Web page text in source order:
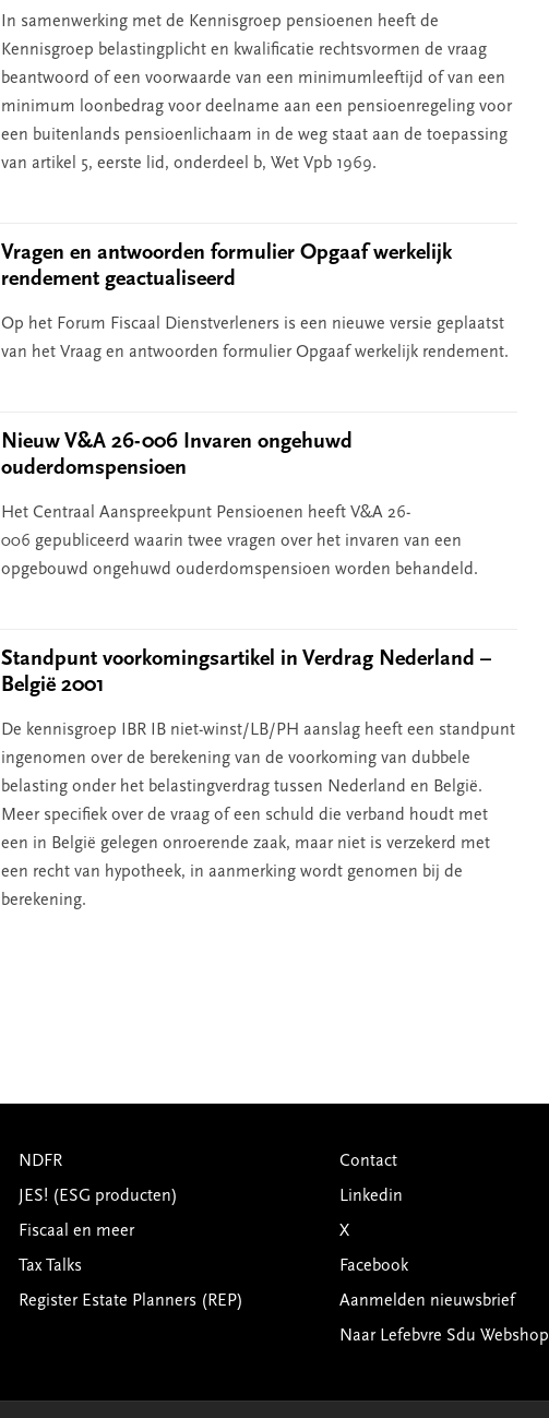
In samenwerking met de Kennisgroep pensioenen heeft de
Kennisgroep belastingplicht en kwalificatie rechtsvormen de vraag
beantwoord of een voorwaarde van een minimumleeftijd of van een
minimum loonbedrag voor deelname aan een pensioenregeling voor
een buitenlands pensioenlichaam in de weg staat aan de toepassing
van artikel 5, eerste lid, onderdeel b, Wet Vpb 1969.
Vragen en antwoorden formulier Opgaaf werkelijk
rendement geactualiseerd
Op het Forum Fiscaal Dienstverleners is een nieuwe versie geplaatst
van het Vraag en antwoorden formulier Opgaaf werkelijk rendement.
Nieuw V&A 26-006 Invaren ongehuwd
ouderdomspensioen
Het Centraal Aanspreekpunt Pensioenen heeft V&A 26-
006 gepubliceerd waarin twee vragen over het invaren van een
opgebouwd ongehuwd ouderdomspensioen worden behandeld.
Standpunt voorkomingsartikel in Verdrag Nederland –
België 2001
De kennisgroep IBR IB niet-winst/LB/PH aanslag heeft een standpunt
ingenomen over de berekening van de voorkoming van dubbele
belasting onder het belastingverdrag tussen Nederland en België.
Meer specifiek over de vraag of een schuld die verband houdt met
een in België gelegen onroerende zaak, maar niet is verzekerd met
een recht van hypotheek, in aanmerking wordt genomen bij de
berekening.
NDFR
JES! (ESG producten)
Fiscaal en meer
Tax Talks
Register Estate Planners (REP)
Contact
Linkedin
X
Facebook
Aanmelden nieuwsbrief
Naar Lefebvre Sdu Webshop